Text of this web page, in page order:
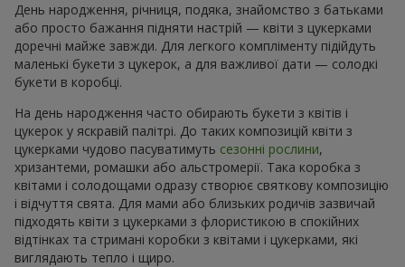
День народження, річниця, подяка, знайомство з батьками
або просто бажання підняти настрій — квіти з цукерками
доречні майже завжди. Для легкого компліменту підійдуть
маленькі букети з цукерок, а для важливої дати — солодкі
букети в коробці.
На день народження часто обирають букети з квітів і
цукерок у яскравій палітрі. До таких композицій квіти з
цукерками чудово пасуватимуть сезонні рослини,
хризантеми, ромашки або альстромерії. Така коробка з
квітами і солодощами одразу створює святкову композицію
і відчуття свята. Для мами або близьких родичів зазвичай
підходять квіти з цукерками з флористикою в спокійних
відтінках та стримані коробки з квітами і цукерками, які
виглядають тепло і щиро.